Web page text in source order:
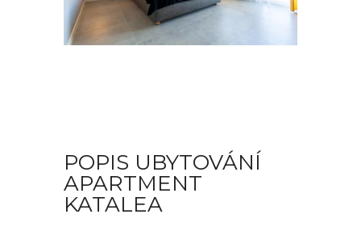
POPIS UBYTOVÁNÍ
APARTMENT
KATALEA